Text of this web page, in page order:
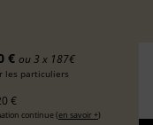
€ ou 3 x 187€
les particuliers
€
continue (en savoir +)